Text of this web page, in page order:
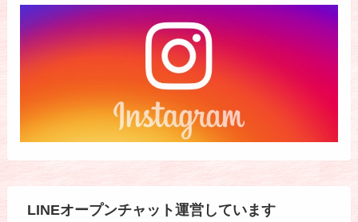
LINEオープンチャット運営しています